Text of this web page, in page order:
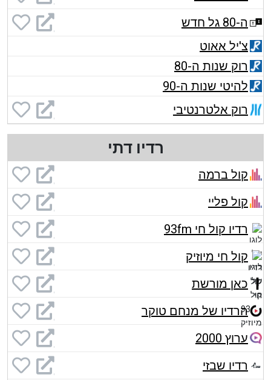
ה-80 גל חדש
צ'יל אאוט
רוק שנות ה-80
להיטי שנות ה-90
רוק אלטרנטיבי
רדיו דתי
קול ברמה
קול פליי
רדיו קול חי 93fm
קול חי מיוזיק
כאן מורשת
הרדיו של מנחם טוקר
ערוץ 2000
רדיו שבזי